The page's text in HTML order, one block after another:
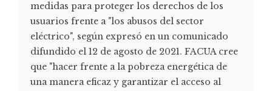
medidas para proteger los derechos de los
usuarios frente a "los abusos del sector
eléctrico", según expresó en un comunicado
difundido el 12 de agosto de 2021. FACUA cree
que "hacer frente a la pobreza energética de
una manera eficaz y garantizar el acceso al